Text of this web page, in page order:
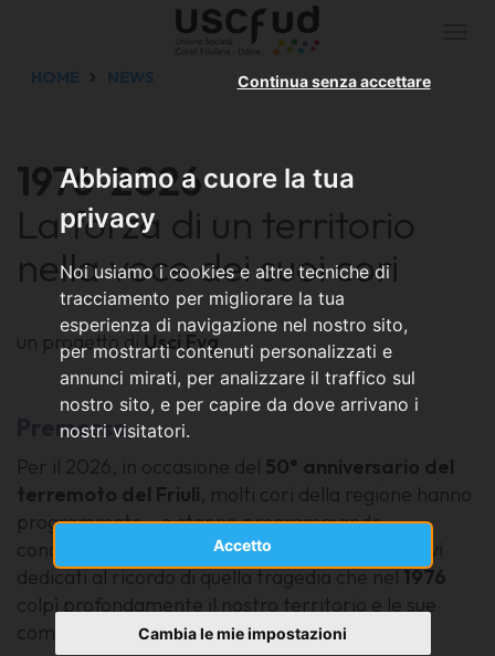
Abbiamo a cuore la tua
privacy
Noi usiamo i cookies e altre tecniche di
tracciamento per migliorare la tua
esperienza di navigazione nel nostro sito,
per mostrarti contenuti personalizzati e
annunci mirati, per analizzare il traffico sul
nostro sito, e per capire da dove arrivano i
nostri visitatori.
Accetto
Continua senza accettare
Cambia le mie impostazioni
HOME NEWS
1976-2026
La forza di un territorio
nella voce dei suoi cori
un progetto diUsci Fvg
Premessa
Per il 2026, in occasione del 50° anniversario del
terremoto del Friuli, molti cori della regione hanno
programmato – o stanno programmando –
concerti, rassegne e altri eventi commemorativi
dedicati al ricordo di quella tragedia che nel1976
colpì profondamente il nostro territorio e le sue
comunità.